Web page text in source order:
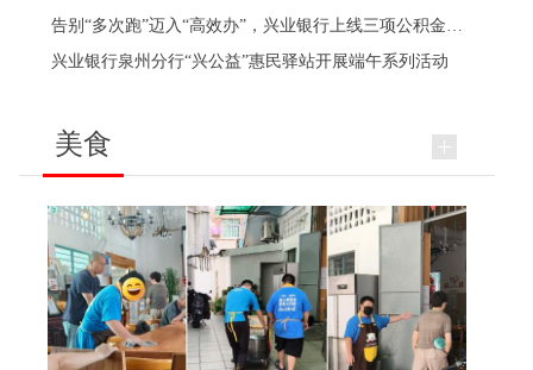
告别“多次跑”迈入“高效办”，兴业银行上线三项公积金数字化服务
兴业银行泉州分行“兴公益”惠民驿站开展端午系列活动
美食